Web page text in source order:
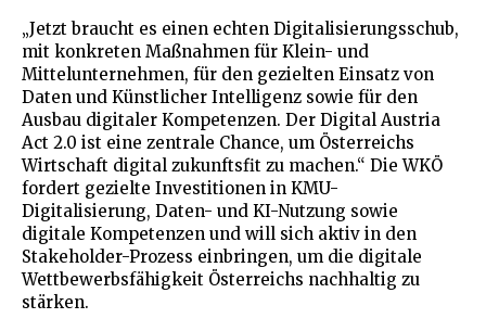
„Jetzt braucht es einen echten Digitalisierungsschub,
mit konkreten Maßnahmen für Klein- und
Mittelunternehmen, für den gezielten Einsatz von
Daten und Künstlicher Intelligenz sowie für den
Ausbau digitaler Kompetenzen. Der Digital Austria
Act 2.0 ist eine zentrale Chance, um Österreichs
Wirtschaft digital zukunftsfit zu machen.“ Die WKÖ
fordert gezielte Investitionen in KMU-
Digitalisierung, Daten- und KI-Nutzung sowie
digitale Kompetenzen und will sich aktiv in den
Stakeholder-Prozess einbringen, um die digitale
Wettbewerbsfähigkeit Österreichs nachhaltig zu
stärken.